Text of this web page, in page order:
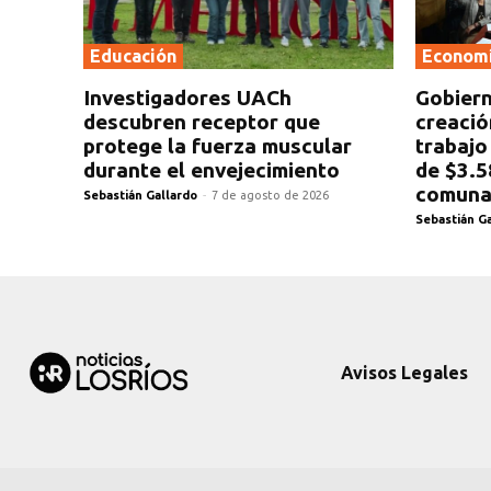
Educación
Investigadores UACh
descubren receptor que
protege la fuerza muscular
durante el envejecimiento
Sebastián Gallardo - 7 de agosto de 2026
trabajo
de
Sebastián
Avisos Legales